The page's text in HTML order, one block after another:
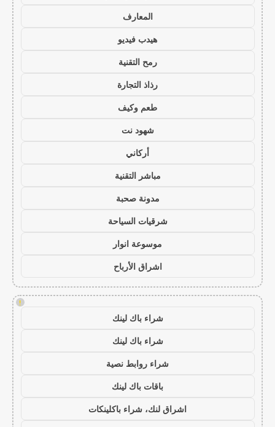
المعارف
هيدب فيديو
رمح التقنية
رذاذ التجارة
طعم وكيف
شهود نت
أركاني
مباشر التقنية
مدونة صحبة
شرقيات السياحة
موسوعة انوار
اشراق الأرباح
!
شراء باك لينك
شراء باك لينك
شراء روابط نصية
باقات باك لينك
اشراق لنك، شراء باكلينكات